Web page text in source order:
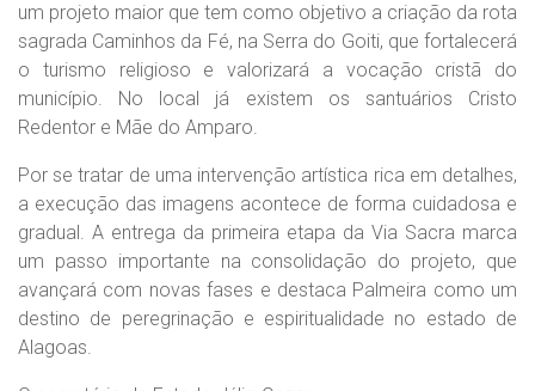
um projeto maior que tem como objetivo a criação da rota
sagrada Caminhos da Fé, na Serra do Goiti, que fortalecerá
o turismo religioso e valorizará a vocação cristã do
município. No local já existem os santuários Cristo
Redentor e Mãe do Amparo.
Por se tratar de uma intervenção artística rica em detalhes,
a execução das imagens acontece de forma cuidadosa e
gradual. A entrega da primeira etapa da Via Sacra marca
um passo importante na consolidação do projeto, que
avançará com novas fases e destaca Palmeira como um
destino de peregrinação e espiritualidade no estado de
Alagoas.